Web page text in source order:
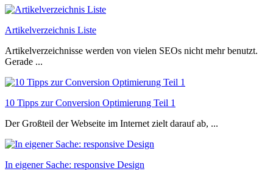
Artikelverzeichnis Liste
Artikelverzeichnisse werden von vielen SEOs nicht mehr benutzt.
Gerade ...
10 Tipps zur Conversion Optimierung Teil 1
Der Großteil der Webseite im Internet zielt darauf ab, ...
In eigener Sache: responsive Design